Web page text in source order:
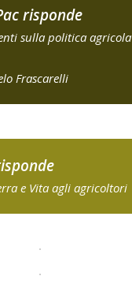
risponde
sulla politica agricola
Frascarelli
e Vita agli agricoltori